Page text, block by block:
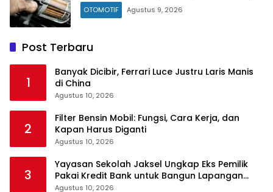
OTOMOTIF Agustus 9, 2026
Post Terbaru
1
Banyak Dicibir, Ferrari Luce Justru Laris Manis
di China
Agustus 10, 2026
2
Filter Bensin Mobil: Fungsi, Cara Kerja, dan
Kapan Harus Diganti
Agustus 10, 2026
3
Yayasan Sekolah Jaksel Ungkap Eks Pemilik
Pakai Kredit Bank untuk Bangun Lapangan
Padel
Agustus 10, 2026